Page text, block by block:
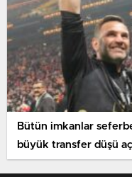
Bütün imkanlar
büyük transfer düşü